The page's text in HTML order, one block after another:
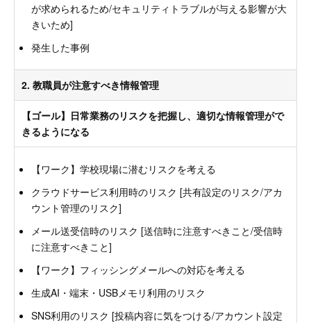
が求められるため/セキュリティトラブルが与える影響が大
きいため]
発生した事例
2. 教職員が注意すべき情報管理
【ゴール】日常業務のリスクを把握し、適切な情報管理がで
きるようになる
【ワーク】学校現場に潜むリスクを考える
クラウドサービス利用時のリスク [共有設定のリスク/アカ
ウント管理のリスク]
メール送受信時のリスク [送信時に注意すべきこと/受信時
に注意すべきこと]
【ワーク】フィッシングメールへの対応を考える
生成AI・端末・USBメモリ利用のリスク
SNS利用のリスク [投稿内容に気をつける/アカウント設定